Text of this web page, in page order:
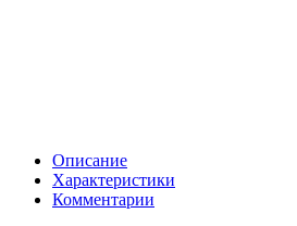
Описание
Характеристики
Комментарии